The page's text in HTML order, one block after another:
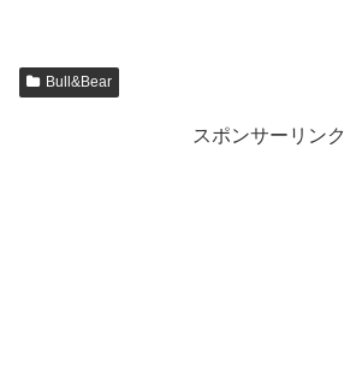
Bull&Bear
スポンサーリンク